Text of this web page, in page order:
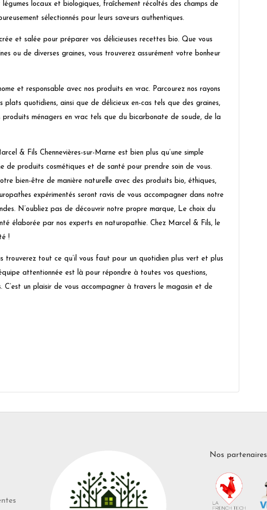
locaux et biologiques, fraîchement récoltés des champs de
sélectionnés pour leurs saveurs authentiques.
et salée pour préparer vos délicieuses recettes bio. Que vous
ou de diverses graines, vous trouverez assurément votre bonheur
et responsable avec nos produits en vrac. Parcourez nos rayons
plats quotidiens, ainsi que de délicieux en-cas tels que des graines,
produits ménagers en vrac tels que du bicarbonate de soude, de la
& Fils Chennevières-sur-Marne est bien plus qu’une simple
de produits cosmétiques et de santé pour prendre soin de vous.
bien-être de manière naturelle avec des produits bio, éthiques,
expérimentés seront ravis de vous accompagner dans notre
N’oubliez pas de découvrir notre propre marque, Le choix du
élaborée par nos experts en naturopathie. Chez Marcel & Fils, le
!
trouverez tout ce qu’il vous faut pour un quotidien plus vert et plus
attentionnée est là pour répondre à toutes vos questions,
C’est un plaisir de vous accompagner à travers le magasin et de
Nos partenaires